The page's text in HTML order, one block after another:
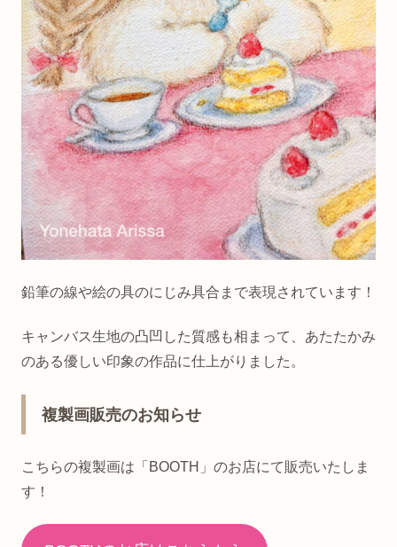
鉛筆の線や絵の具のにじみ具合まで表現されています！
キャンバス生地の凸凹した質感も相まって、あたたかみ
のある優しい印象の作品に仕上がりました。
複製画販売のお知らせ
こちらの複製画は「BOOTH」のお店にて販売いたしま
す！